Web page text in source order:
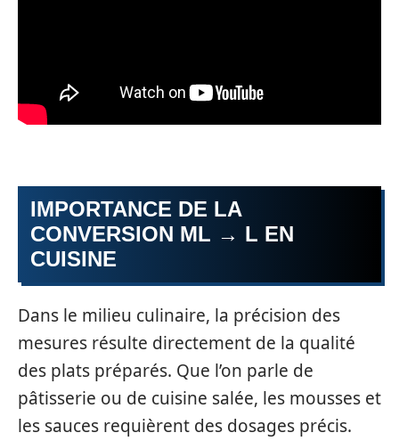
IMPORTANCE DE LA
CONVERSION ML → L EN
CUISINE
Dans le milieu culinaire, la précision des
mesures résulte directement de la qualité
des plats préparés. Que l’on parle de
pâtisserie ou de cuisine salée, les mousses et
les sauces requièrent des dosages précis.